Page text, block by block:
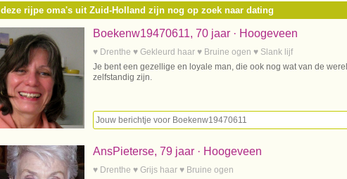
rijpe oma's uit Zuid-Holland zijn nog op zoek naar dating
Boekenw19470611, 70 jaar · Hoogeveen
♥ Drenthe ♥ Gekleurd haar ♥ Bruine ogen ♥ Slank lijf
Je bent een gezellige en loyale man, die ook nog wat van de
zelfstandig zijn.
AnsPieterse, 79 jaar · Hoogeveen
♥ Drenthe ♥ Grijs haar ♥ Bruine ogen